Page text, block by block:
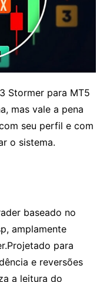
Stormer para MT5
mas vale a pena
seu perfil e com
o sistema.
baseado no
amplamente
para
e reversões
a leitura do